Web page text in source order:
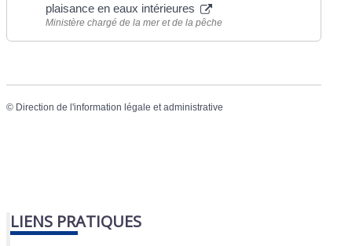
plaisance en eaux intérieures
Ministère chargé de la mer et de la pêche
© Direction de l'information légale et administrative
LIENS PRATIQUES